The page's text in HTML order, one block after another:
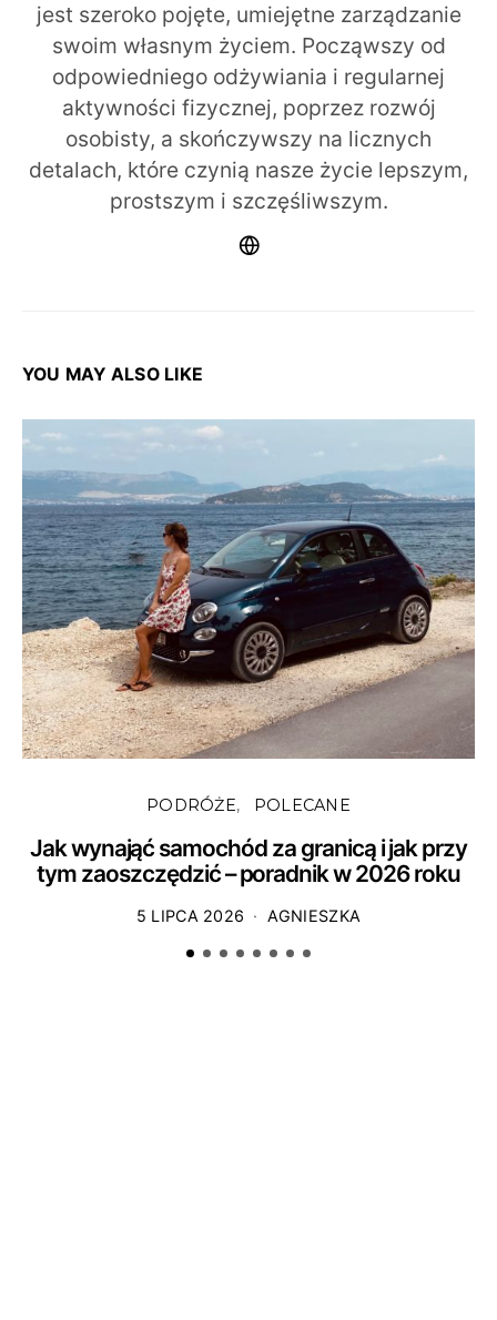
jest szeroko pojęte, umiejętne zarządzanie
swoim własnym życiem. Począwszy od
odpowiedniego odżywiania i regularnej
aktywności fizycznej, poprzez rozwój
osobisty, a skończywszy na licznych
detalach, które czynią nasze życie lepszym,
prostszym i szczęśliwszym.
YOU MAY ALSO LIKE
PODRÓŻE POLECANE
Jak wynająć samochód za granicą i jak przy
tym zaoszczędzić – poradnik w 2026 roku
5 LIPCA 2026 AGNIESZKA